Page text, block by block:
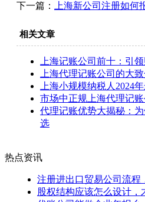
下一篇：
上海新公司注册如何
相关文章
上海记账公司前十：引
上海代理记账公司的大
上海小规模纳税人2024
市场中正规上海代理记
代理记账优势大揭秘：
选
热点资讯
注册进出口贸易公司流程
股权结构应该怎么设计，